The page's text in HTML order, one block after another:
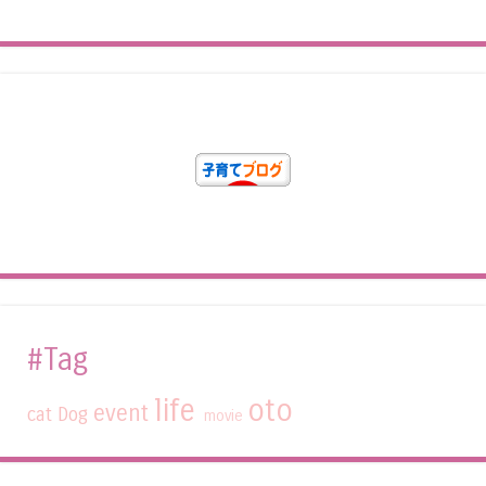
#Tag
cat Dog event life movie oto